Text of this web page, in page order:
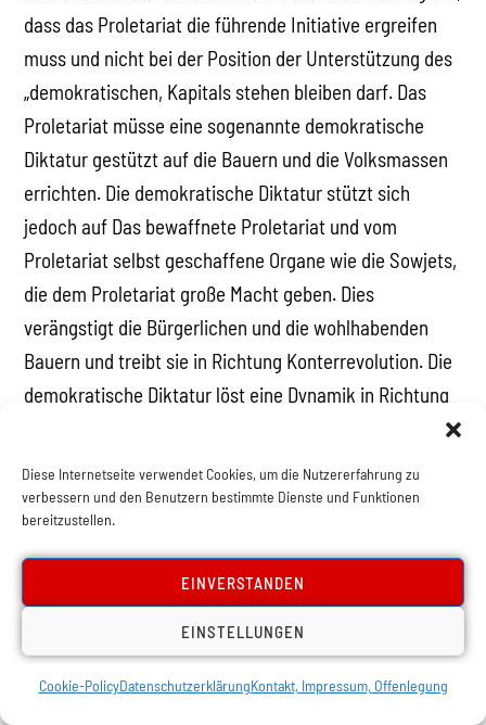
Diese Internetseite verwendet Cookies, um die Nutzererfahrung zu
verbessern und den Benutzern bestimmte Dienste und Funktionen
bereitzustellen.
EINVERSTANDEN
EINSTELLUNGEN
Cookie-PolicyDatenschutzerklärungKontakt, Impressum, Offenlegung
dass das Proletariat die führende Initiative ergreifen
muss und nicht bei der Position der Unterstützung des
„demokratischen, Kapitals stehen bleiben darf. Das
Proletariat müsse eine sogenannte demokratische
Diktatur gestützt auf die Bauern und die Volksmassen
errichten. Die demokratische Diktatur stützt sich
jedoch auf Das bewaffnete Proletariat und vom
Proletariat selbst geschaffene Organe wie die Sowjets,
die dem Proletariat große Macht geben. Dies
verängstigt die Bürgerlichen und die wohlhabenden
Bauern und treibt sie in Richtung Konterrevolution. Die
demokratische Diktatur löst eine Dynamik in Richtung
sozialistische Revolution aus und in Verbindung mit der
außerparlamentarischen Mobilisierung der
Arbeiterschaft in Räten schafft sie selbst die Brücke
den Übergang zur sozialistischen Revolution.
„
Revolution ) konsequent bis zum Ende zu gehen, denn
es geht weit über die demokratische Umwälzung